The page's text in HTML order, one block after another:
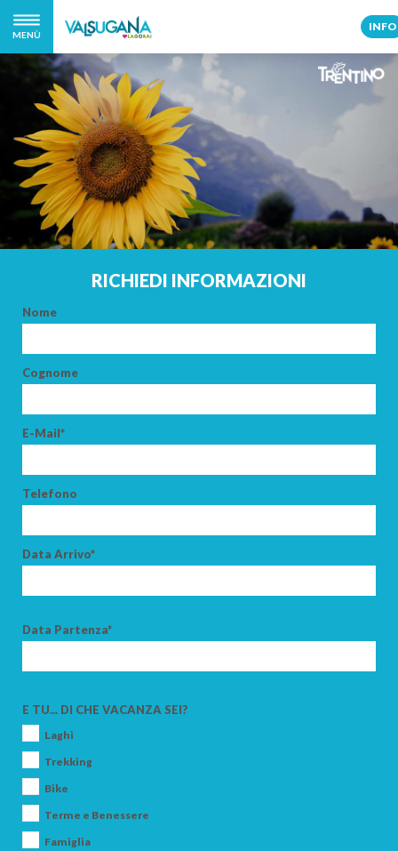
MENÙ
INFO
RICHIEDI INFORMAZIONI
Nome
Cognome
E-Mail*
Telefono
Data Arrivo*
Data Partenza*
E TU... DI CHE VACANZA SEI?
Laghi
Trekking
Bike
Terme e Benessere
Famiglia